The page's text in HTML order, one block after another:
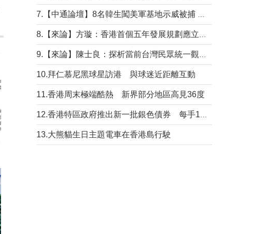
10.拜仁慕尼黑球星訪港 與球迷近距離互動
11.香港周末極端酷熱 新界部分地區高見36度
13.大熊貓生日主題電車在香港島行駛